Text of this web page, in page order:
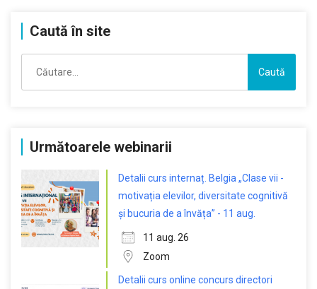
Caută în site
după:
Următoarele webinarii
Detalii curs internaț. Belgia „Clase vii -
motivația elevilor, diversitate cognitivă
și bucuria de a învăța” - 11 aug.
11 aug. 26
Zoom
Detalii curs online concurs directori